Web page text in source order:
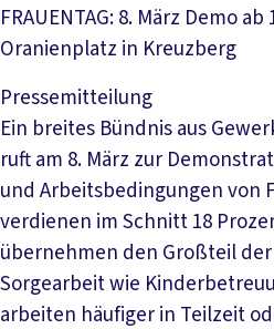
FRAUENTAG: 8. März Demo
Oranienplatz in Kreuzberg
Pressemitteilung
Ein breites Bündnis aus
ruft am 8. März zur
und Arbeitsbedingungen von
verdienen im Schnitt 18
übernehmen den Großteil
Sorgearbeit wie
arbeiten häufiger in Teilzeit